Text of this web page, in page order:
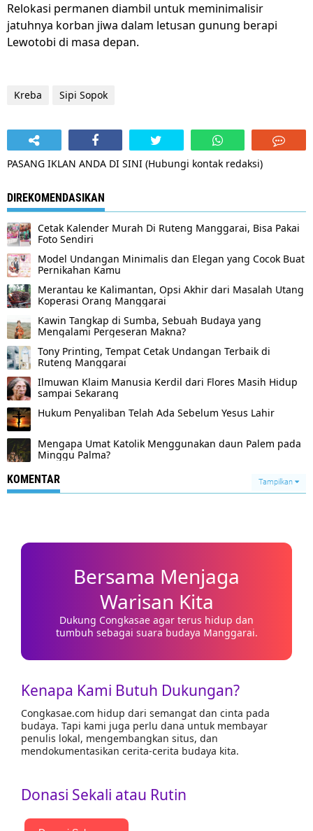
Relokasi permanen diambil untuk meminimalisir
jatuhnya korban jiwa dalam letusan gunung berapi
Lewotobi di masa depan.
Kreba Sipi Sopok
PASANG IKLAN ANDA DI SINI (Hubungi kontak redaksi)
DIREKOMENDASIKAN
Cetak Kalender Murah Di Ruteng Manggarai, Bisa Pakai
Foto Sendiri
Model Undangan Minimalis dan Elegan yang Cocok Buat
Pernikahan Kamu
Merantau ke Kalimantan, Opsi Akhir dari Masalah Utang
Koperasi Orang Manggarai
Kawin Tangkap di Sumba, Sebuah Budaya yang
Mengalami Pergeseran Makna?
Tony Printing, Tempat Cetak Undangan Terbaik di
Ruteng Manggarai
Ilmuwan Klaim Manusia Kerdil dari Flores Masih Hidup
sampai Sekarang
Hukum Penyaliban Telah Ada Sebelum Yesus Lahir
Mengapa Umat Katolik Menggunakan daun Palem pada
Minggu Palma?
KOMENTAR
Tampilkan
Bersama Menjaga
Warisan Kita
Dukung Congkasae agar terus hidup dan
tumbuh sebagai suara budaya Manggarai.
Kenapa Kami Butuh Dukungan?
Congkasae.com hidup dari semangat dan cinta pada
budaya. Tapi kami juga perlu dana untuk membayar
penulis lokal, mengembangkan situs, dan
mendokumentasikan cerita-cerita budaya kita.
Donasi Sekali atau Rutin